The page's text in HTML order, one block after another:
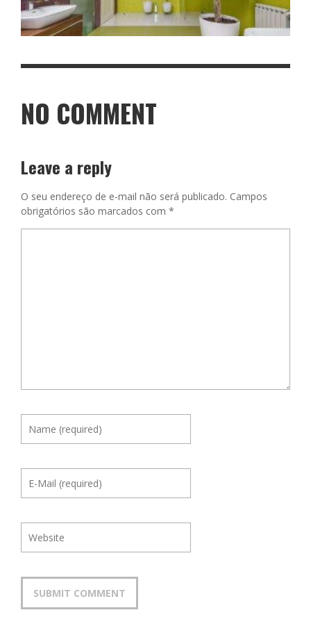
NO COMMENT
Leave a reply
O seu endereço de e-mail não será publicado. Campos
obrigatórios são marcados com *